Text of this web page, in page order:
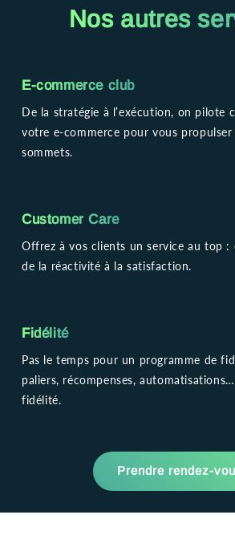
Nos autres
E-commerce club
De la stratégie à l’exécution, on pilote
votre e-commerce pour vous propulser
sommets.
Customer Care
Offrez à vos clients un service au top :
de la réactivité à la satisfaction.
Fidélité
Pas le temps pour un programme de
paliers, récompenses,
fidélité.
Prendre rendez-